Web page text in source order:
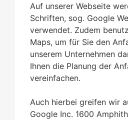
Auf unserer Webseite
Schriften, sog. Google
verwendet. Zudem
Maps, um für Sie den
unserem Unternehmen
Ihnen die Planung der
vereinfachen.
Auch hierbei greifen wir
Google Inc. 1600